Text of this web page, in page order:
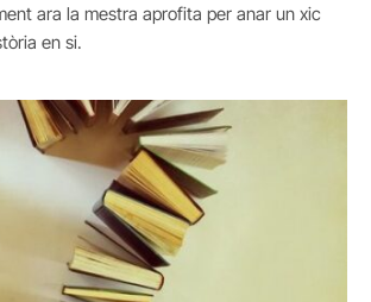
ara la mestra aprofita per anar un xic
en si.